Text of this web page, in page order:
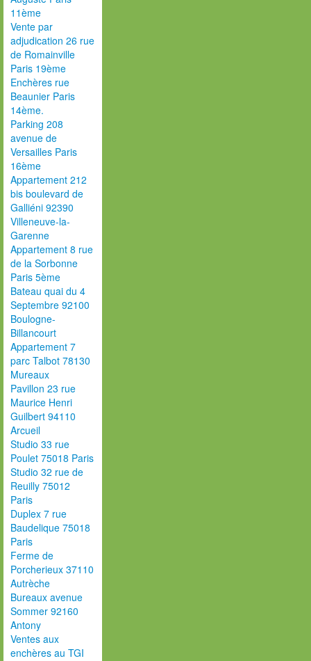
11ème
Vente par
adjudication 26 rue
de Romainville
Paris 19ème
Enchères rue
Beaunier Paris
14ème.
Parking 208
avenue de
Versailles Paris
16ème
Appartement 212
bis boulevard de
Galliéni 92390
Villeneuve-la-
Garenne
Appartement 8 rue
de la Sorbonne
Paris 5ème
Bateau quai du 4
Septembre 92100
Boulogne-
Billancourt
Appartement 7
parc Talbot 78130
Mureaux
Pavillon 23 rue
Maurice Henri
Guilbert 94110
Arcueil
Studio 33 rue
Poulet 75018 Paris
Studio 32 rue de
Reuilly 75012
Paris
Duplex 7 rue
Baudelique 75018
Paris
Ferme de
Porcherieux 37110
Autrèche
Bureaux avenue
Sommer 92160
Antony
Ventes aux
enchères au TGI